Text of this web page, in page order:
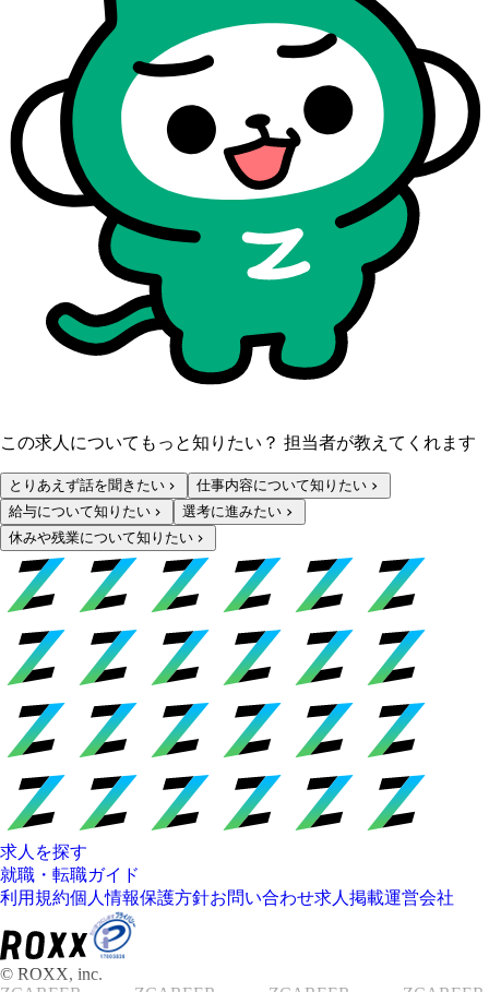
この求人についてもっと知りたい？ 担当者が教えてくれます
とりあえず話を聞きたい
仕事内容について知りたい
給与について知りたい
選考に進みたい
休みや残業について知りたい
求人を探す
就職・転職ガイド
利用規約個人情報保護方針お問い合わせ求人掲載運営会社
© ROXX, inc.